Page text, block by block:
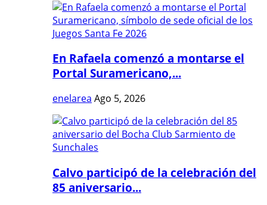
En Rafaela comenzó a montarse el
Portal Suramericano,...
enelarea Ago 5, 2026
Calvo participó de la celebración del
85 aniversario...